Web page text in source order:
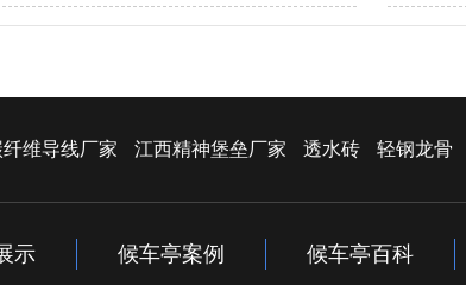
纤维导线厂家 江西精神堡垒厂家 透水砖 轻钢龙骨
示 候车亭案例 候车亭百科